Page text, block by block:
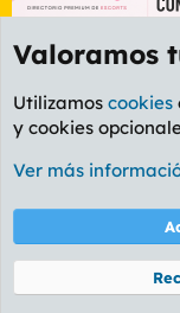
Etiquetas
Cookies
PL
Community platform by
Valoramos
Utilizamos cookies
y cookies
Ver más